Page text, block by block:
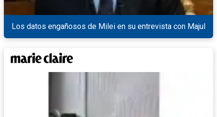
Los datos engañosos de Milei en su entrevista con Majul